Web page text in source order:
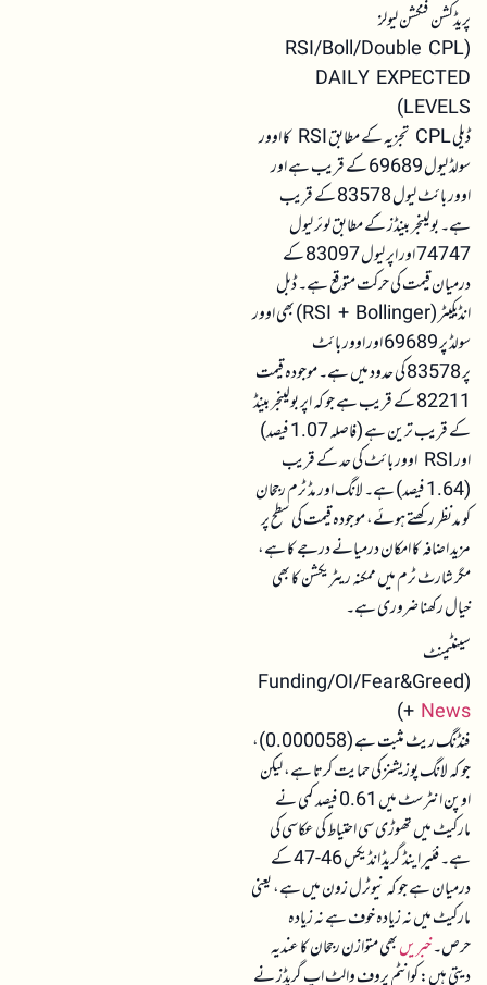
پریڈکشن فنکشن لیولز
(RSI/Boll/Double CPL
DAILY EXPECTED
LEVELS)
ڈیلی CPL تجزیہ کے مطابق RSI کا اوور
سولڈ لیول 69689 کے قریب ہے اور
اوور بائٹ لیول 83578 کے قریب
ہے۔ بولینجر بینڈز کے مطابق لوئر لیول
74747 اور اپر لیول 83097 کے
درمیان قیمت کی حرکت متوقع ہے۔ ڈبل
انڈیکیٹر (RSI + Bollinger) بھی اوور
سولڈ پر 69689 اور اوور بائٹ
پر 83578 کی حدود میں ہے۔ موجودہ قیمت
82211 کے قریب ہے جو کہ اپر بولینجر بینڈ
کے قریب ترین ہے (فاصلہ 1.07 فیصد)
اور RSI اوور بائٹ کی حد کے قریب
(1.64 فیصد) ہے۔ لانگ اور مڈ ٹرم رجحان
کو مدنظر رکھتے ہوئے، موجودہ قیمت کی سطح پر
مزید اضافہ کا امکان درمیانے درجے کا ہے،
مگر شارٹ ٹرم میں ممکنہ ریٹریکشن کا بھی
خیال رکھنا ضروری ہے۔
سینٹیمنٹ
(Funding/OI/Fear&Greed
+ News
)
فنڈنگ ریٹ مثبت ہے (0.000058)،
جو کہ لانگ پوزیشنز کی حمایت کرتا ہے، لیکن
اوپن انٹرسٹ میں 0.61 فیصد کمی نے
مارکیٹ میں تھوڑی سی احتیاط کی عکاسی کی
ہے۔ فئیر اینڈ گریڈ انڈیکس 46-47 کے
درمیان ہے جو کہ نیوٹرل زون میں ہے، یعنی
مارکیٹ میں نہ زیادہ خوف ہے نہ زیادہ
حرص۔خبریںبھی متوازن رجحان کا عندیہ
دیتی ہیں: کوانٹم پروف والٹ اپ گریڈز نے